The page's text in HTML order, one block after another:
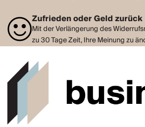
Zufrieden oder Geld zurück
Mit der Verlängerung des
zu 30 Tage Zeit, Ihre Meinung zu